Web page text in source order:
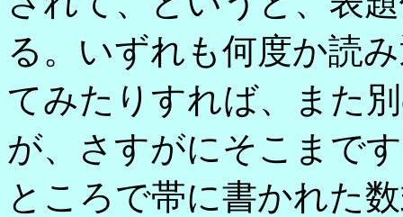
る。いずれも何度か読
てみたりすれば、また
が、さすがにそこまで
ところで帯に書かれた